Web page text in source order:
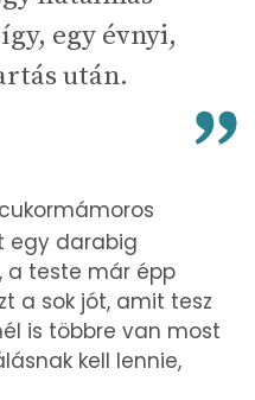
egy évnyi,
után.
egy darabig
a teste már épp
a sok jót, amit tesz
is többre van most
kell lennie,